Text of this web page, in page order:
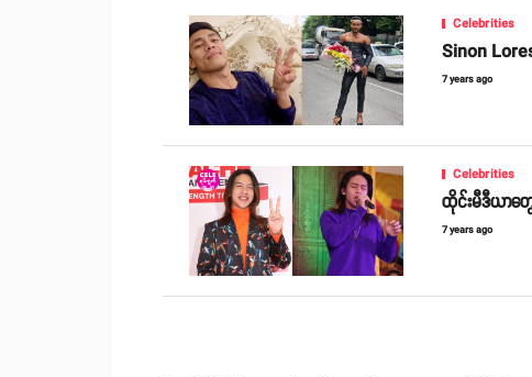
Celebrities
Sinon
7 years ago
Celebrities
ထိုင်းမီဒီယာတွ
7 years ago